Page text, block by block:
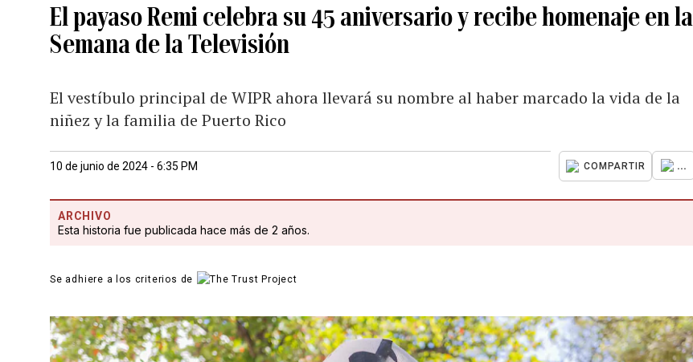
El payaso Remi celebra su 45 aniversario y recibe homenaje en la
Semana de la Televisión
El vestíbulo principal de WIPR ahora llevará su nombre al haber marcado la vida de la
niñez y la familia de Puerto Rico
10 de junio de 2024 - 6:35 PM COMPARTIR ...
ARCHIVO
Esta historia fue publicada hace más de 2 años.
Se adhiere a los criterios de